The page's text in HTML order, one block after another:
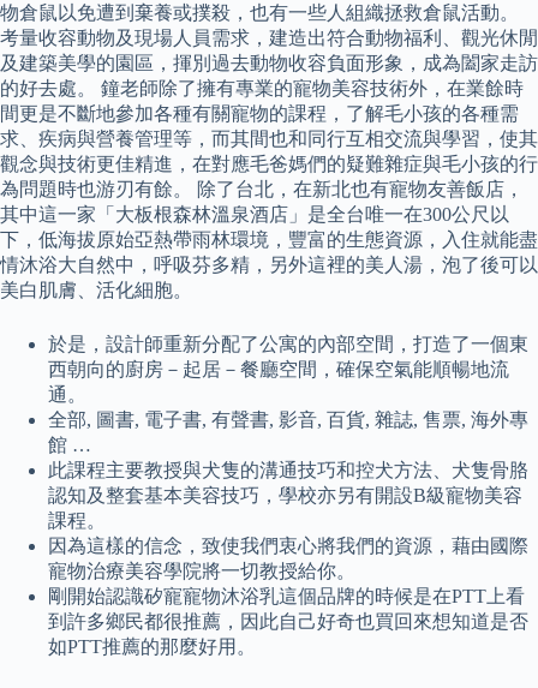
物倉鼠以免遭到棄養或撲殺，也有一些人組織拯救倉鼠活動。
考量收容動物及現場人員需求，建造出符合動物福利、觀光休閒
及建築美學的園區，揮別過去動物收容負面形象，成為闔家走訪
的好去處。 鐘老師除了擁有專業的寵物美容技術外，在業餘時
間更是不斷地參加各種有關寵物的課程，了解毛小孩的各種需
求、疾病與營養管理等，而其間也和同行互相交流與學習，使其
觀念與技術更佳精進，在對應毛爸媽們的疑難雜症與毛小孩的行
為問題時也游刃有餘。 除了台北，在新北也有寵物友善飯店，
其中這一家「大板根森林溫泉酒店」是全台唯一在300公尺以
下，低海拔原始亞熱帶雨林環境，豐富的生態資源，入住就能盡
情沐浴大自然中，呼吸芬多精，另外這裡的美人湯，泡了後可以
美白肌膚、活化細胞。
於是，設計師重新分配了公寓的內部空間，打造了一個東
西朝向的廚房－起居－餐廳空間，確保空氣能順暢地流
通。
全部, 圖書, 電子書, 有聲書, 影音, 百貨, 雜誌, 售票, 海外專
館 …
此課程主要教授與犬隻的溝通技巧和控犬方法、犬隻骨胳
認知及整套基本美容技巧，學校亦另有開設B級寵物美容
課程。
因為這樣的信念，致使我們衷心將我們的資源，藉由國際
寵物治療美容學院將一切教授給你。
剛開始認識矽寵寵物沐浴乳這個品牌的時候是在PTT上看
到許多鄉民都很推薦，因此自己好奇也買回來想知道是否
如PTT推薦的那麼好用。